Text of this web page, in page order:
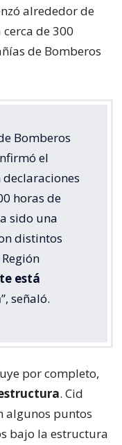
alrededor de
de 300
de Bomberos
Bomberos
el
horas de
sido una
distintos
está
”, señaló.
por completo,
. Cid
algunos puntos
bajo la estructura